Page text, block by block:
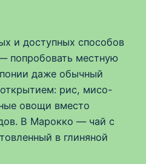
и доступных способов
попробовать местную
даже обычный
рис, мисо-
овощи вместо
В Марокко — чай с
в глиняной